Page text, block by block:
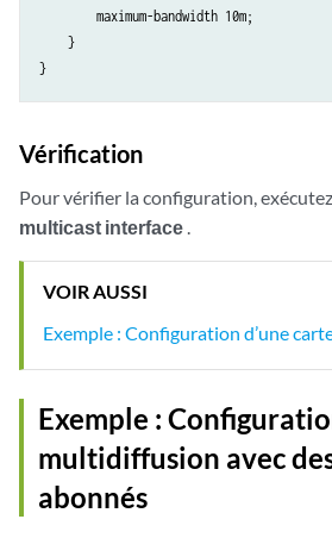
        maximum-bandwidth 10m;
    }
Vérification
Pour vérifier la configuration,
multicast interface
VOIR AUSSI
Exemple : Configuration d’une
Exemple :
multidiffusion avec
abonnés